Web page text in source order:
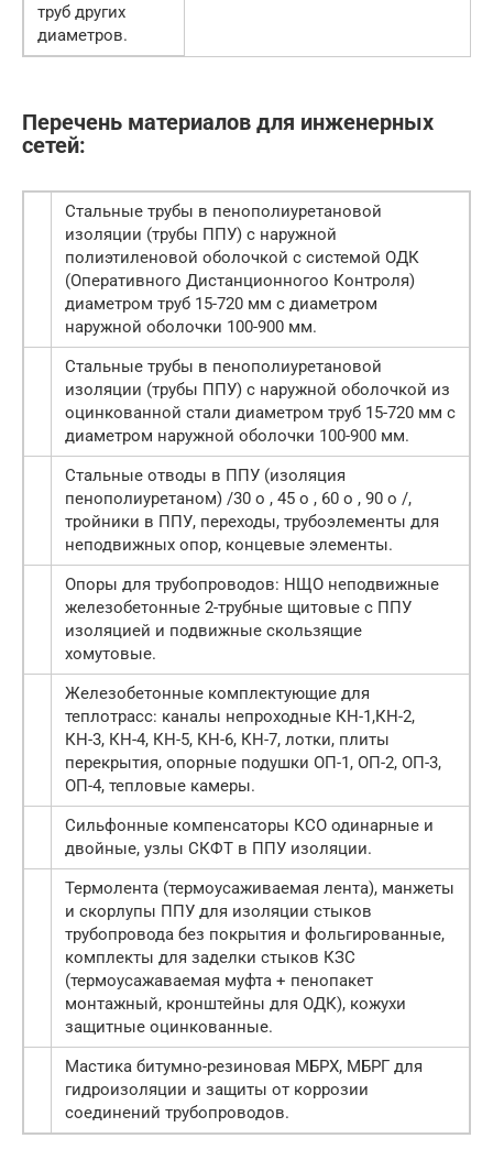
труб других
диаметров.
Перечень материалов для инженерных
сетей:
Стальные трубы в пенополиуретановой
изоляции (трубы ППУ) с наружной
полиэтиленовой оболочкой с системой ОДК
(Оперативного Дистанционногоо Контроля)
диаметром труб 15-720 мм с диаметром
наружной оболочки 100-900 мм.
Стальные трубы в пенополиуретановой
изоляции (трубы ППУ) с наружной оболочкой из
оцинкованной стали диаметром труб 15-720 мм с
диаметром наружной оболочки 100-900 мм.
Стальные отводы в ППУ (изоляция
пенополиуретаном) /30 о , 45 о , 60 о , 90 о /,
тройники в ППУ, переходы, трубоэлементы для
неподвижных опор, концевые элементы.
Опоры для трубопроводов: НЩО неподвижные
железобетонные 2-трубные щитовые с ППУ
изоляцией и подвижные скользящие
хомутовые.
Железобетонные комплектующие для
теплотрасс: каналы непроходные КН-1,КН-2,
КН-3, КН-4, КН-5, КН-6, КН-7, лотки, плиты
перекрытия, опорные подушки ОП-1, ОП-2, ОП-3,
ОП-4, тепловые камеры.
Сильфонные компенсаторы КСО одинарные и
двойные, узлы СКФТ в ППУ изоляции.
Термолента (термоусаживаемая лента), манжеты
и скорлупы ППУ для изоляции стыков
трубопровода без покрытия и фольгированные,
комплекты для заделки стыков КЗС
(термоусажаваемая муфта + пенопакет
монтажный, кронштейны для ОДК), кожухи
защитные оцинкованные.
Мастика битумно-резиновая МБРХ, МБРГ для
гидроизоляции и защиты от коррозии
соединений трубопроводов.